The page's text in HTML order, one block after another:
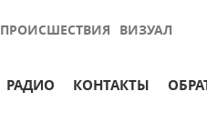
ПРОИСШЕСТВИЯ ВИЗУАЛ
РАДИО КОНТАКТЫ